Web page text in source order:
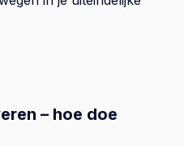
– hoe doe